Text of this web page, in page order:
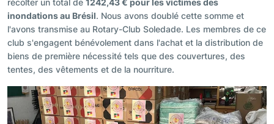
récolter un total de 1242,43 € pour les victimes des
inondations au Brésil. Nous avons doublé cette somme et
l'avons transmise au Rotary-Club Soledade. Les membres de ce
club s'engagent bénévolement dans l'achat et la distribution de
biens de première nécessité tels que des couvertures, des
tentes, des vêtements et de la nourriture.